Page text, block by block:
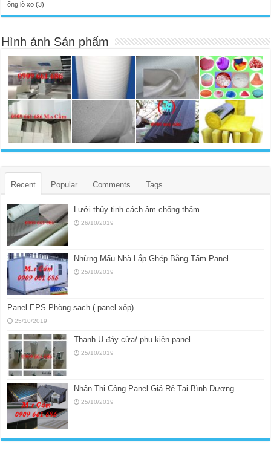
ống lò xo (3)
Hình ảnh Sản phẩm
Recent Popular Comments Tags
Lưới thủy tinh cách âm chống thấm
26/10/2019
Những Mẩu Nhà Lắp Ghép Bằng Tấm Panel
25/10/2019
Panel EPS Phòng sạch ( panel xốp)
25/10/2019
Thanh U đáy cửa/ phụ kiện panel
25/10/2019
Nhận Thi Công Panel Giá Rẻ Tại Bình Dương
25/10/2019